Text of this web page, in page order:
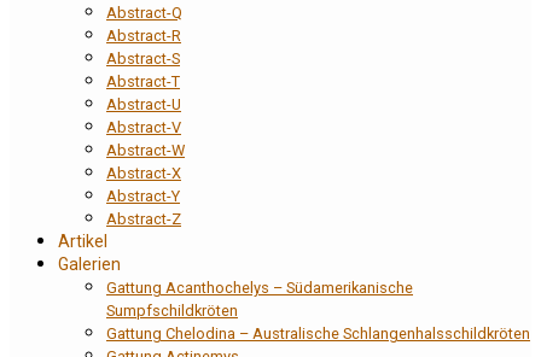
Abstract-Q
Abstract-R
Abstract-S
Abstract-T
Abstract-U
Abstract-V
Abstract-W
Abstract-X
Abstract-Y
Abstract-Z
Artikel
Galerien
Gattung Acanthochelys – Südamerikanische
Sumpfschildkröten
Gattung Chelodina – Australische Schlangenhalsschildkröten